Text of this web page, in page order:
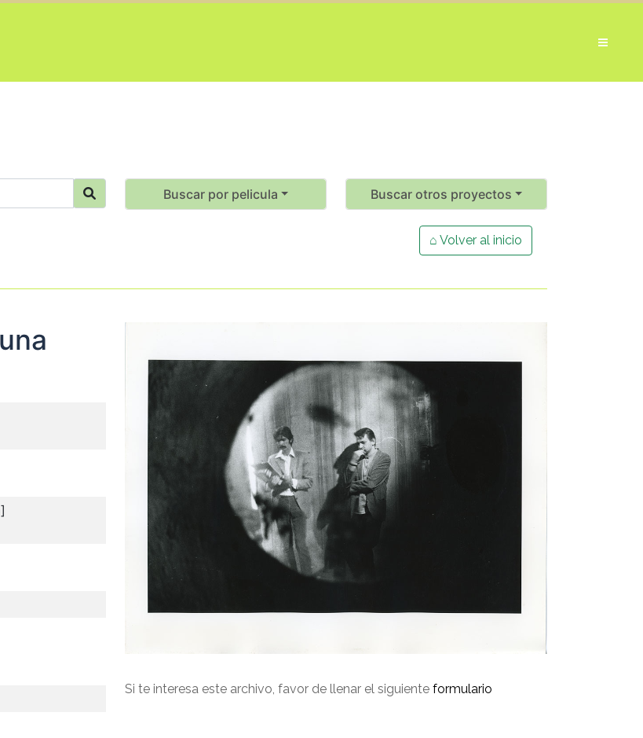
Buscar por pelicula Buscar otros proyectos
⌂ Volver al inicio
Si te interesa este archivo, favor de llenar el siguiente formulario